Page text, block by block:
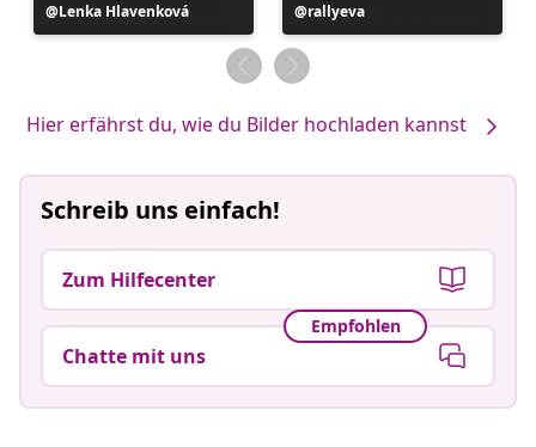
Beitrag
veröffentlicht
Lenka Hlavenková
Beitrag
veröffentlicht
von
rallyeva
Hier erfährst du, wie du Bilder hochladen kannst
Schreib uns einfach!
Zum Hilfecenter
Empfohlen
Chatte mit uns